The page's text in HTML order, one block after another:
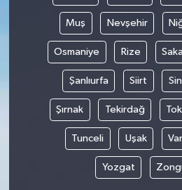
Muş Nevşehir
Osmaniye Rize
Şanlıurfa Siirt
Şırnak Tekirdağ
Tunceli Uşak
Yozgat